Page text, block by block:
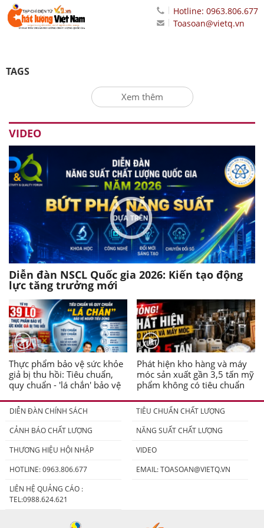
Hotline: 0963.806.677
Toasoan@vietq.vn
TAGS
Xem thêm
VIDEO
Diễn đàn NSCL Quốc gia 2026: Kiến tạo động
lực tăng trưởng mới
Thực phẩm bảo vệ sức khỏe
giả bị thu hồi: Tiêu chuẩn,
quy chuẩn - 'lá chắn' bảo vệ
Phát hiện kho hàng và máy
móc sản xuất gần 3,5 tấn mỹ
phẩm không có tiêu chuẩn
DIỄN ĐÀN CHÍNH SÁCH
TIÊU CHUẨN CHẤT LƯỢNG
CẢNH BÁO CHẤT LƯỢNG
NĂNG SUẤT CHẤT LƯỢNG
THƯƠNG HIỆU HỘI NHẬP
VIDEO
HOTLINE: 0963.806.677
EMAIL:TOASOAN@VIETQ.VN
LIÊN HỆ QUẢNG CÁO :
TEL:0988.624.621